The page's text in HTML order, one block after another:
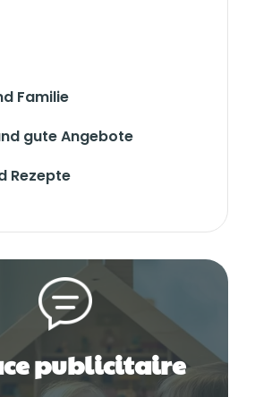
Familie
gute Angebote
Rezepte
publicitaire